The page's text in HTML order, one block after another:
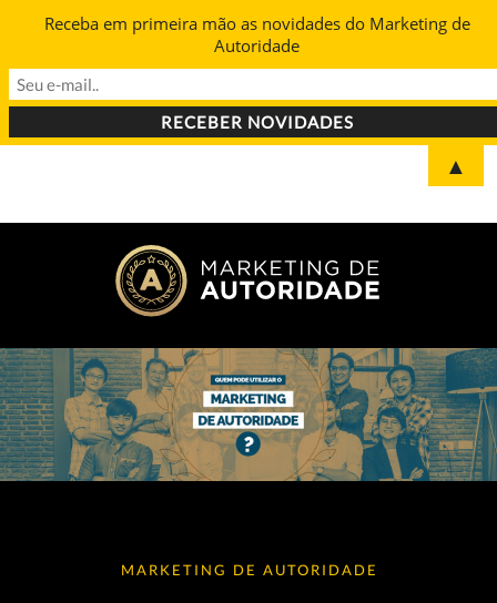
MARKETING DE AUTORIDADE
Receba em primeira mão as novidades do Marketing de
Autoridade
▲